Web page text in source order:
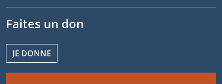
Faites un don
JE DONNE